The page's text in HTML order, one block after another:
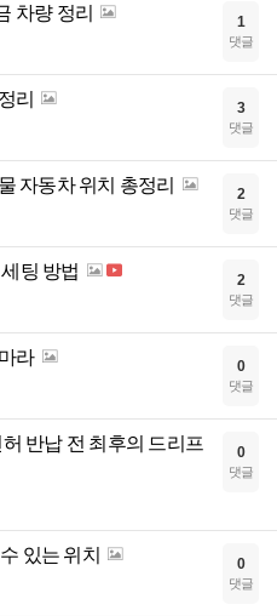
차량 정리 1
댓글
리 3
댓글
자동차 위치 총정리 2
댓글
팅 방법 2
댓글
라 0
댓글
반납 전 최후의 드리프
0
댓글
있는 위치 0
댓글